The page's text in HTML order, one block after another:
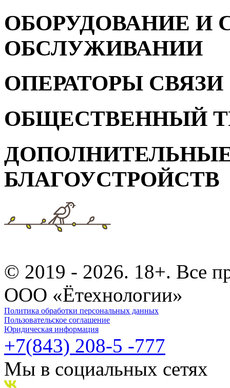
ОБОРУДОВАНИЕ И
ОБСЛУЖИВАНИИ
ОПЕРАТОРЫ СВЯЗИ
ОБЩЕСТВЕННЫЙ
БЛАГОУСТРОЙСТВ
© 2019 - 2026. 18+. Все
ООО «Ётехнологии»
Политика обработки персональных данных
Пользовательское соглашение
Юридическая информация
+7(843) 208-5 -777
Мы в социальных сетях